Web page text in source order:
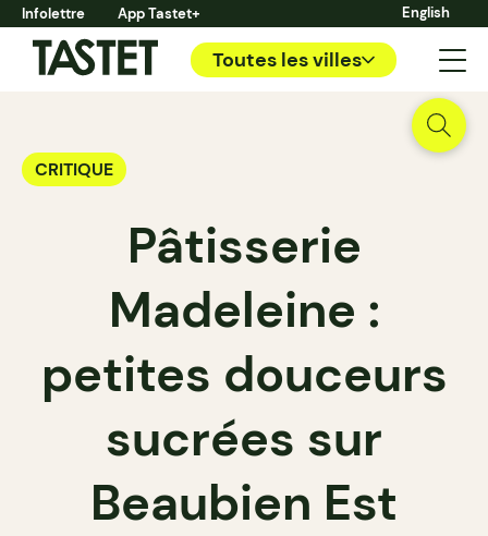
Infolettre App Tastet+ English
Toutes les villes
CRITIQUE
Pâtisserie
Madeleine :
petites douceurs
sucrées sur
Beaubien Est